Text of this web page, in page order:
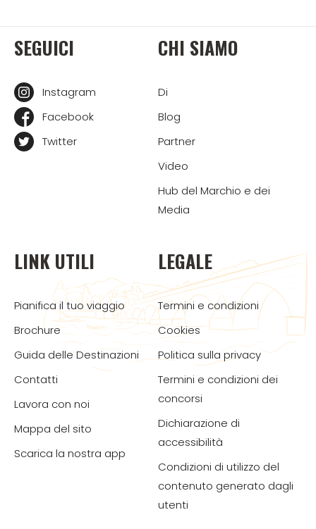
SEGUICI
Instagram
Facebook
Twitter
CHI SIAMO
Di
Blog
Partner
Video
Hub del Marchio e dei
Media
LINK UTILI
Pianifica il tuo viaggio
Brochure
Guida delle Destinazioni
Contatti
Lavora con noi
Mappa del sito
Scarica la nostra app
LEGALE
Termini e condizioni
Cookies
Politica sulla privacy
Termini e condizioni dei
concorsi
Dichiarazione di
accessibilità
Condizioni di utilizzo del
contenuto generato dagli
utenti